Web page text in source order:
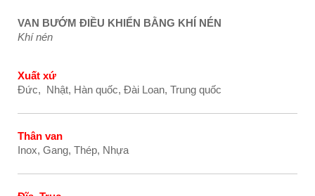
VAN BƯỚM ĐIỀU KHIỂN BẰNG KHÍ NÉN
Khí nén
Xuất xứ
Đức, Nhật, Hàn quốc, Đài Loan, Trung quốc
Thân van
Inox, Gang, Thép, Nhựa